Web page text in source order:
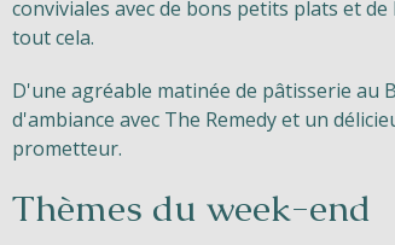
conviviales avec de bons petits plats et
tout cela.
D'une agréable matinée de pâtisserie au
d'ambiance avec The Remedy et un
prometteur.
Thèmes du week-end